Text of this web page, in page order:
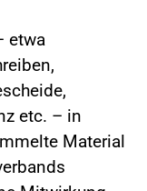
etwa
etc. – in
Material